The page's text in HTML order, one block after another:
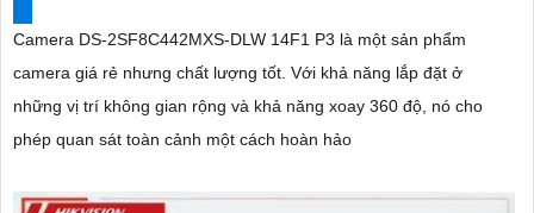
Camera DS-2SF8C442MXS-DLW 14F1 P3 là một sản phẩm
camera giá rẻ nhưng chất lượng tốt. Với khả năng lắp đặt ở
những vị trí không gian rộng và khả năng xoay 360 độ, nó cho
phép quan sát toàn cảnh một cách hoàn hảo